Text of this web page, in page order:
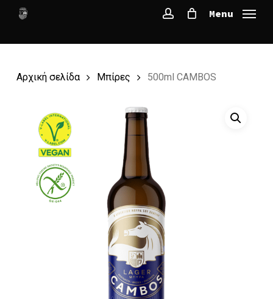
main
Menu
Αρχική σελίδα Μπίρες 500ml CAMBOS